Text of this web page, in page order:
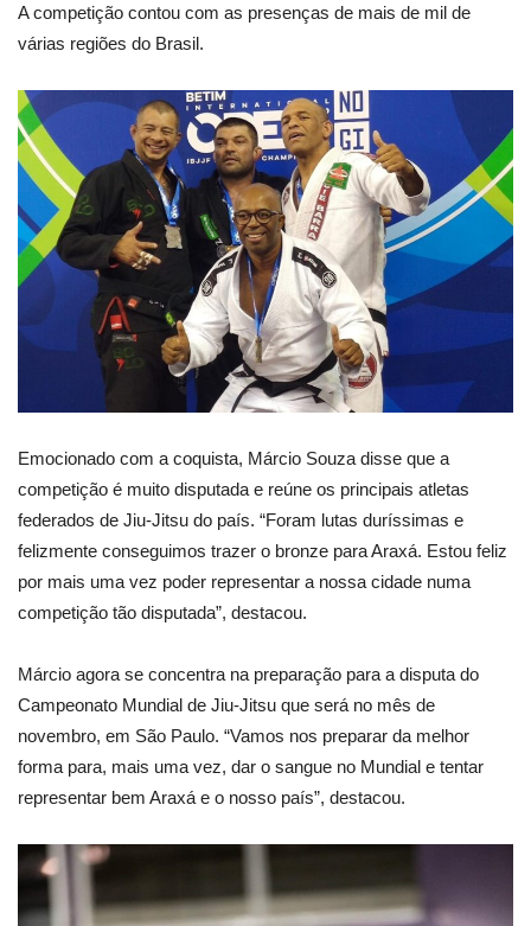
A competição contou com as presenças de mais de mil de
várias regiões do Brasil.
Emocionado com a coquista, Márcio Souza disse que a
competição é muito disputada e reúne os principais atletas
federados de Jiu-Jitsu do país. “Foram lutas duríssimas e
felizmente conseguimos trazer o bronze para Araxá. Estou feliz
por mais uma vez poder representar a nossa cidade numa
competição tão disputada”, destacou.
Márcio agora se concentra na preparação para a disputa do
Campeonato Mundial de Jiu-Jitsu que será no mês de
novembro, em São Paulo. “Vamos nos preparar da melhor
forma para, mais uma vez, dar o sangue no Mundial e tentar
representar bem Araxá e o nosso país”, destacou.